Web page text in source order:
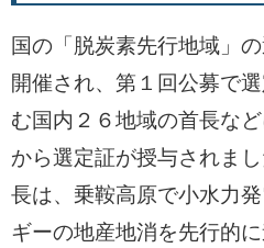
国の「脱炭素先行地域」
開催され、第１回公募で
む国内２６地域の首長な
から選定証が授与されま
長は、乗鞍高原で小水力
ギーの地産地消を先行的